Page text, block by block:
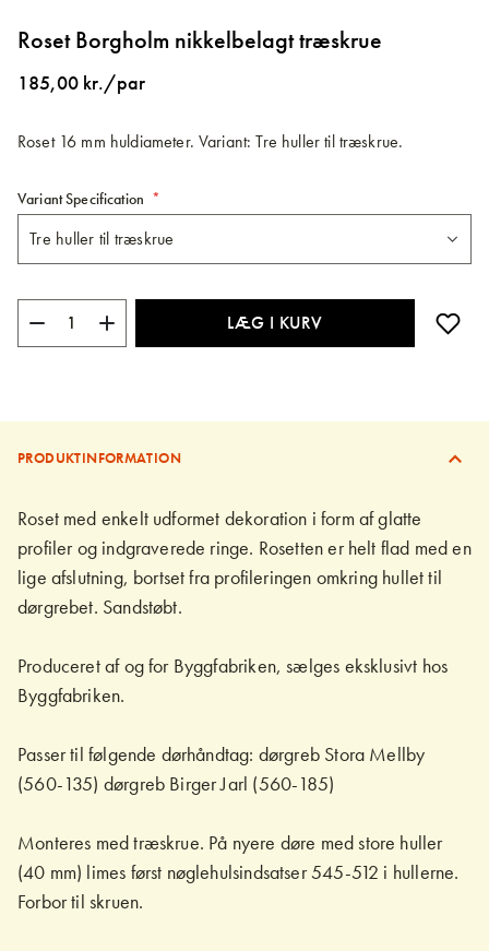
til
starten
billedgalleriet
Roset Borgholm nikkelbelagt træskrue
185,00 kr./par
Roset 16 mm huldiameter. Variant: Tre huller til træskrue.
Variant Specification
LÆG I KURV
PRODUKTINFORMATION
Roset med enkelt udformet dekoration i form af glatte
profiler og indgraverede ringe. Rosetten er helt flad med en
lige afslutning, bortset fra profileringen omkring hullet til
dørgrebet. Sandstøbt.
Produceret af og for Byggfabriken, sælges eksklusivt hos
Byggfabriken.
Passer til følgende dørhåndtag: dørgreb Stora Mellby
(560-135) dørgreb Birger Jarl (560-185)
Monteres med træskrue. På nyere døre med store huller
(40 mm) limes først nøglehulsindsatser 545-512 i hullerne.
Forbor til skruen.